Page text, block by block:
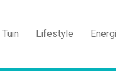
Tuin Lifestyle